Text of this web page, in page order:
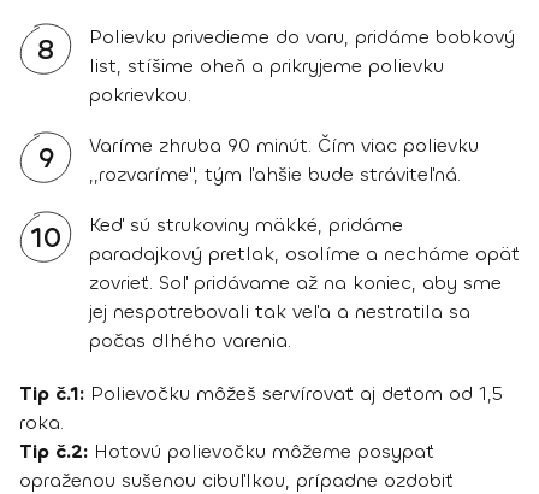
8
Polievku privedieme do varu, pridáme bobkový
list, stíšime oheň a prikryjeme polievku
pokrievkou.
9
Varíme zhruba 90 minút. Čím viac polievku
,,rozvaríme'', tým ľahšie bude stráviteľná.
10
Keď sú strukoviny mäkké, pridáme
paradajkový pretlak, osolíme a necháme opäť
zovrieť. Soľ pridávame až na koniec, aby sme
jej nespotrebovali tak veľa a nestratila sa
počas dlhého varenia.
Tip č.1: Polievočku môžeš servírovať aj deťom od 1,5
roka.
Tip č.2: Hotovú polievočku môžeme posypať
opraženou sušenou cibuľlkou, prípadne ozdobiť